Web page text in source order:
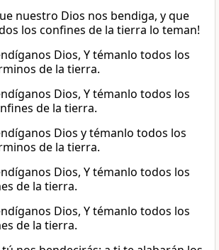
nuestro Dios nos bendiga, y que
los confines de la tierra lo teman!
Dios, Y témanlo todos los
de la tierra.
Dios, Y témanlo todos los
de la tierra.
Dios y témanlo todos los
de la tierra.
Dios, Y témanlo todos los
de la tierra.
Dios, Y témanlo todos los
de la tierra.